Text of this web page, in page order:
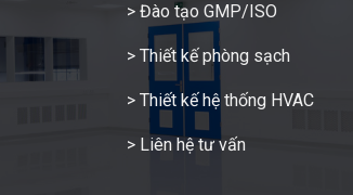
> Đào tạo GMP/ISO
> Thiết kế phòng sạch
> Thiết kế hệ thống HVAC
> Liên hệ tư vấn